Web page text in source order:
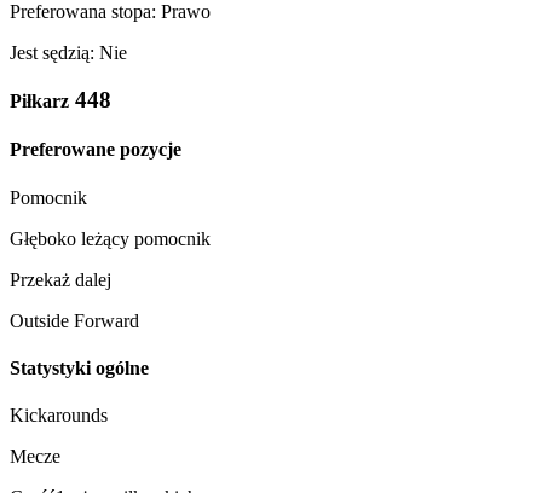
Preferowana stopa: Prawo
Jest sędzią: Nie
Piłkarz 448
Preferowane pozycje
Pomocnik
Głęboko leżący pomocnik
Przekaż dalej
Outside Forward
Statystyki ogólne
Kickarounds
Mecze